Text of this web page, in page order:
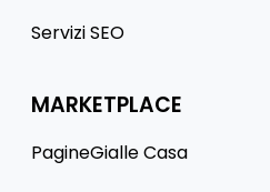
Servizi SEO
MARKETPLACE
PagineGialle Casa